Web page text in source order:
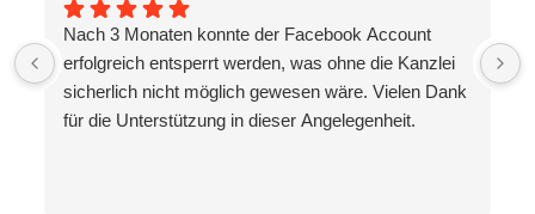
Nach 3 Monaten konnte der Facebook Account
erfolgreich entsperrt werden, was ohne die Kanzlei
sicherlich nicht möglich gewesen wäre. Vielen Dank
für die Unterstützung in dieser Angelegenheit.